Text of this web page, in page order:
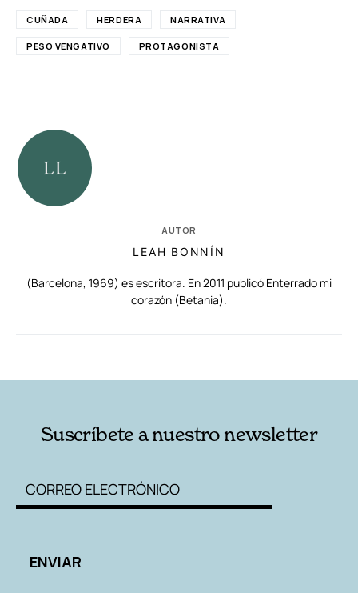
CUÑADA HERDERA NARRATIVA
PESO VENGATIVO PROTAGONISTA
AUTOR
LEAH BONNÍN
(Barcelona, 1969) es escritora. En 2011 publicó Enterrado mi
corazón (Betania).
Suscríbete a nuestro newsletter